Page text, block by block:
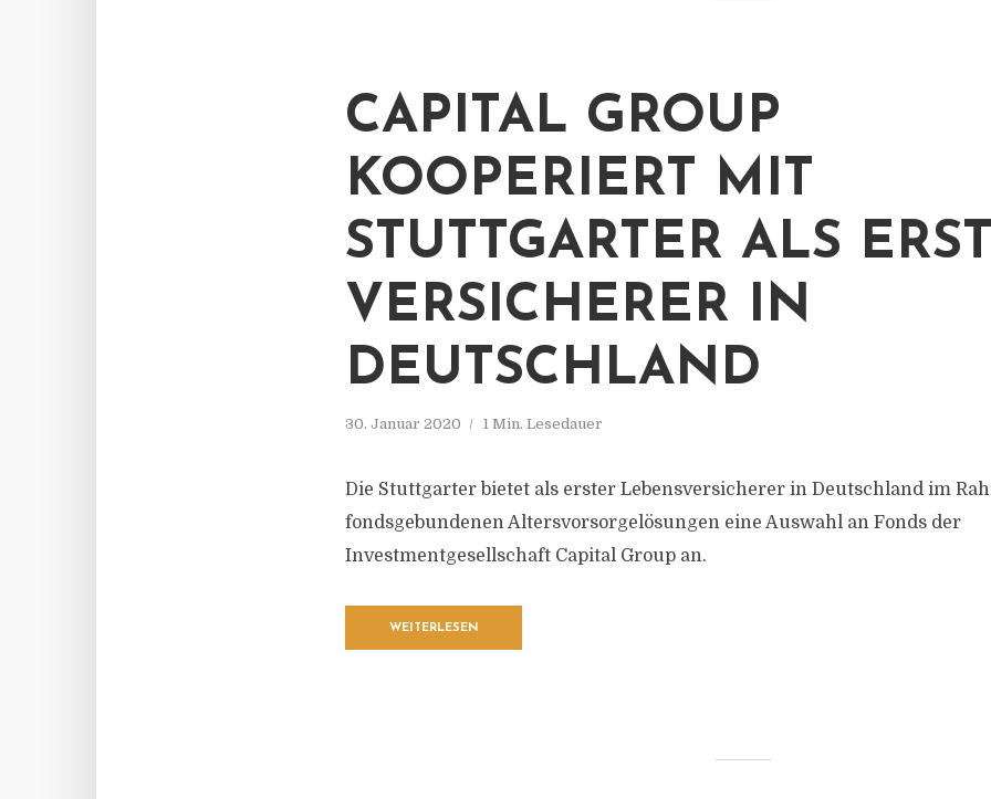
CAPITAL GROUP
KOOPERIERT MIT
STUTTGARTER ALS
VERSICHERER IN
DEUTSCHLAND
30. Januar 2020 1 Min. Lesedauer
Die Stuttgarter bietet als erster Lebensversicherer in Deutschland im
fondsgebundenen Altersvorsorgelösungen eine Auswahl an Fonds der
Investmentgesellschaft Capital Group an.
WEITERLESEN